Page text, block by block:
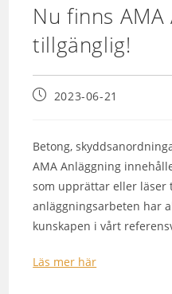
Nu finns
tillgänglig!
2023-06-21
Betong,
AMA Anläggning
som upprättar eller läser
anläggningsarbeten har
kunskapen i vårt
Läs mer här